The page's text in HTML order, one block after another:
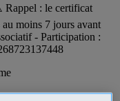
Rappel : le certificat
au moins 7 jours avant
- Participation :